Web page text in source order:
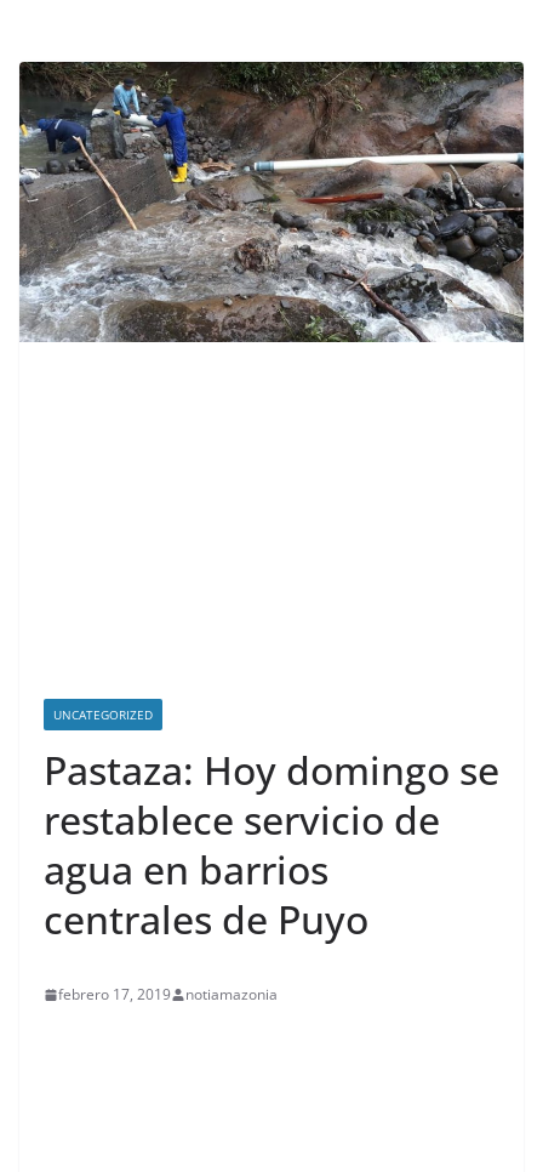
UNCATEGORIZED
Pastaza: Hoy domingo se
restablece servicio de
agua en barrios
centrales de Puyo
febrero 17, 2019 notiamazonia